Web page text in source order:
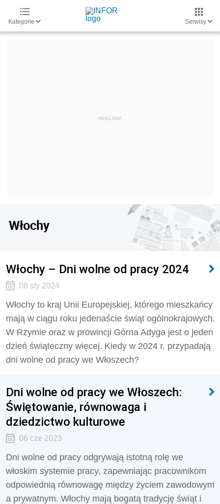
Kategorie Serwisy
Włochy
Włochy – Dni wolne od pracy 2024
08 sty 2024
Włochy to kraj Unii Europejskiej, którego mieszkańcy
mają w ciągu roku jedenaście świąt ogólnokrajowych.
W Rzymie oraz w prowincji Górna Adyga jest o jeden
dzień świąteczny więcej. Kiedy w 2024 r. przypadają
dni wolne od pracy we Włoszech?
Dni wolne od pracy we Włoszech:
Świętowanie, równowaga i
dziedzictwo kulturowe
06 cze 2023
Dni wolne od pracy odgrywają istotną rolę we
włoskim systemie pracy, zapewniając pracownikom
odpowiednią równowagę między życiem zawodowym
a prywatnym. Włochy mają bogatą tradycję świąt i